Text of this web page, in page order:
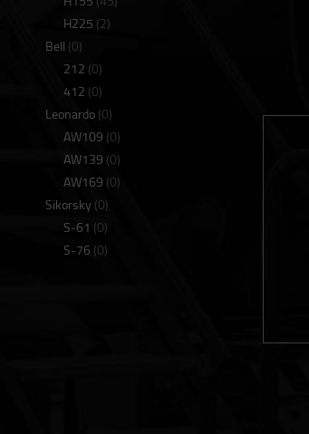
H225(2)
Bell(0)
212(0)
412(0)
Leonardo(0)
AW109(0)
AW139(0)
AW169(0)
Sikorsky(0)
S-61 (0)
S-76(0)